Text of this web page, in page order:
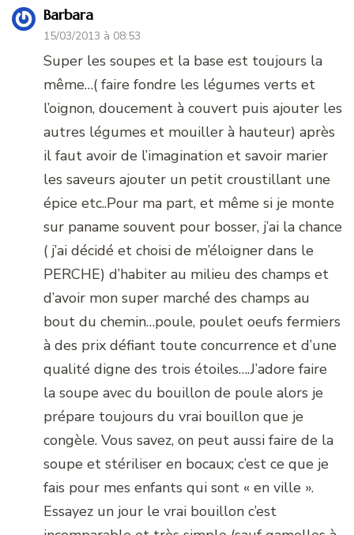
Barbara
15/03/2013 à 08:53
Super les soupes et la base est toujours la
même…( faire fondre les légumes verts et
l’oignon, doucement à couvert puis ajouter les
autres légumes et mouiller à hauteur) après
il faut avoir de l’imagination et savoir marier
les saveurs ajouter un petit croustillant une
épice etc..Pour ma part, et même si je monte
sur paname souvent pour bosser, j’ai la chance
( j’ai décidé et choisi de m’éloigner dans le
PERCHE) d’habiter au milieu des champs et
d’avoir mon super marché des champs au
bout du chemin…poule, poulet oeufs fermiers
à des prix défiant toute concurrence et d’une
qualité digne des trois étoiles….J’adore faire
la soupe avec du bouillon de poule alors je
prépare toujours du vrai bouillon que je
congèle. Vous savez, on peut aussi faire de la
soupe et stériliser en bocaux; c’est ce que je
fais pour mes enfants qui sont « en ville ».
Essayez un jour le vrai bouillon c’est